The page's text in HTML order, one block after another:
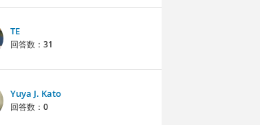
TE
回答数： 31
Yuya J. Kato
回答数： 0